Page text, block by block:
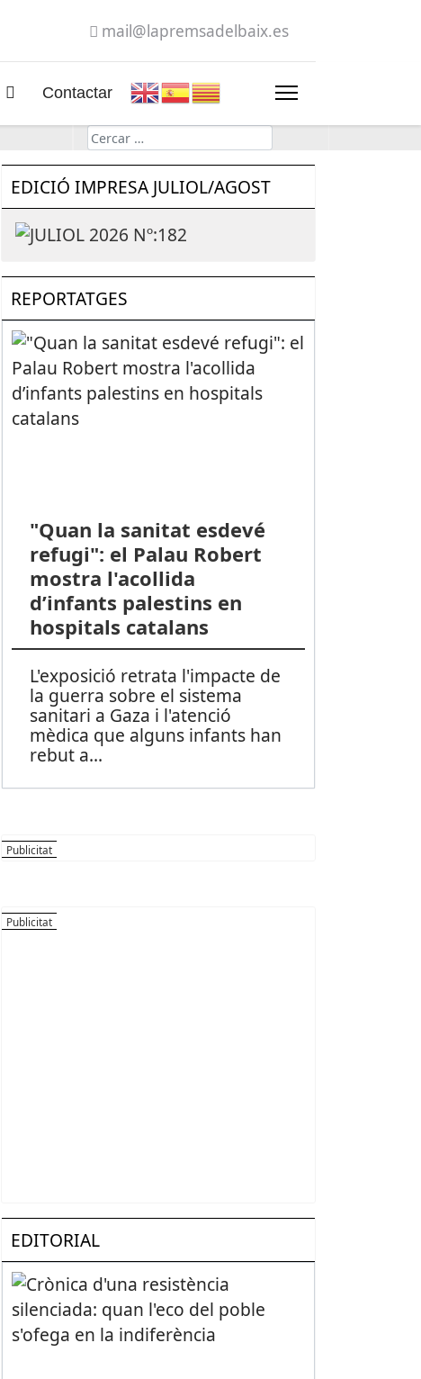
mail@lapremsadelbaix.es
Contactar
Cerca
EDICIÓ IMPRESA JULIOL/AGOST
REPORTATGES
"Quan la sanitat esdevé
refugi": el Palau Robert
mostra l'acollida
d’infants palestins en
hospitals catalans
L'exposició retrata l'impacte de
la guerra sobre el sistema
sanitari a Gaza i l'atenció
mèdica que alguns infants han
rebut a...
EDITORIAL